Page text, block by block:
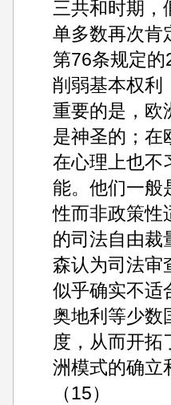
三共和时期，
单多数再次肯
第76条规定的
削弱基本权利
重要的是，欧
是神圣的；
在心理上也不
能。他们一般
性而非政策性
的司法自由裁
森认为司法审
似乎确实不适
奥地利等少数
度，从而开拓
洲模式的确立
（15）